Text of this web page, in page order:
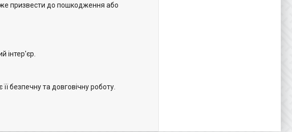
призвести до пошкодження або
інтер'єр.
безпечну та довговічну роботу.